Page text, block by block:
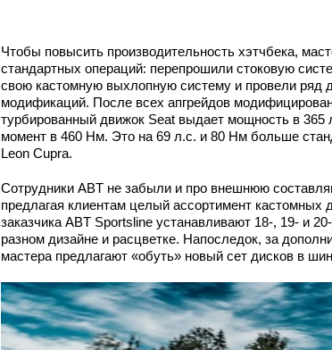
Чтобы повысить производительность хэтчбека,
стандартных операций: перепрошили стоковую
свою кастомную выхлопную систему и провели ряд
модификаций. После всех апгрейдов
турбированный движок Seat выдает мощность в 365
момент в 460 Нм. Это на 69 л.с. и 80 Нм больше
Leon Cupra.
Сотрудники ABT не забыли и про внешнюю
предлагая клиентам целый ассортимент кастомных
заказчика ABT Sportsline устанавливают 18-, 19- и
разном дизайне и расцветке. Напоследок, за
мастера предлагают «обуть» новый сет дисков в